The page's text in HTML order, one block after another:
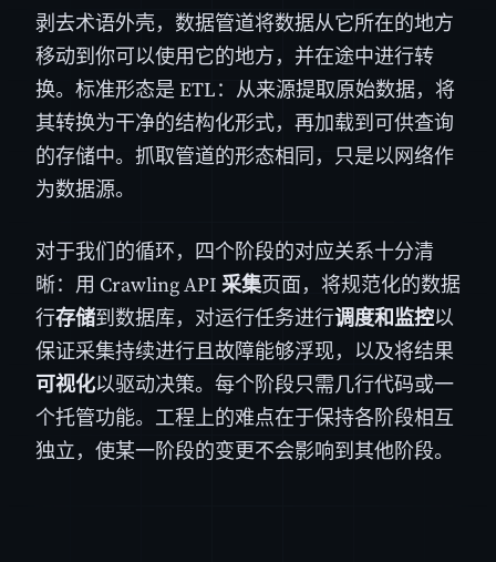
剥去术语外壳，数据管道将数据从它所在的地方
移动到你可以使用它的地方，并在途中进行转
换。标准形态是 ETL：从来源提取原始数据，将
其转换为干净的结构化形式，再加载到可供查询
的存储中。抓取管道的形态相同，只是以网络作
为数据源。
对于我们的循环，四个阶段的对应关系十分清
晰：用 Crawling API 采集页面，将规范化的数据
行存储到数据库，对运行任务进行调度和监控以
保证采集持续进行且故障能够浮现，以及将结果
可视化以驱动决策。每个阶段只需几行代码或一
个托管功能。工程上的难点在于保持各阶段相互
独立，使某一阶段的变更不会影响到其他阶段。